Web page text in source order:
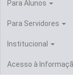
Para Alunos
Para Servidores
Institucional
Acesso à